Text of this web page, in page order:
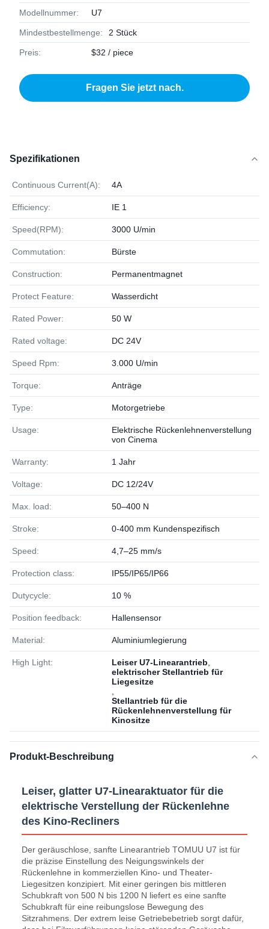
Modellnummer: U7
Mindestbestellmenge: 2 Stück
Preis: $32 / piece
Fragen Sie jetzt nach.
Spezifikationen
Continuous Current(A): 4A
Efficiency: IE 1
Speed(RPM): 3000 U/min
Commutation: Bürste
Construction: Permanentmagnet
Protect Feature: Wasserdicht
Rated Power: 50 W
Rated voltage: DC 24V
Speed Rpm: 3.000 U/min
Torque: Anträge
Type: Motorgetriebe
Usage:
Elektrische Rückenlehnenverstellung
von Cinema
Warranty: 1 Jahr
Voltage: DC 12/24V
Max. load: 50–400 N
Stroke: 0-400 mm Kundenspezifisch
Speed: 4,7–25 mm/s
Protection class: IP55/IP65/IP66
Dutycycle: 10 %
Position feedback: Hallensensor
Material: Aluminiumlegierung
High Light: Leiser U7-Linearantrieb
elektrischer Stellantrieb für
Liegesitze
Stellantrieb für die
Rückenlehnenverstellung für
Kinositze
Produkt-Beschreibung
Leiser, glatter U7-Linearaktuator für die
elektrische Verstellung der Rückenlehne
des Kino-Recliners
Der geräuschlose, sanfte Linearantrieb TOMUU U7 ist für
die präzise Einstellung des Neigungswinkels der
Rückenlehne in kommerziellen Kino- und Theater-
Liegesitzen konzipiert. Mit einer geringen bis mittleren
Schubkraft von 500 N bis 1200 N liefert es eine sanfte
Schubkraft für eine reibungslose Bewegung des
Sitzrahmens. Der extrem leise Getriebebetrieb sorgt dafür,